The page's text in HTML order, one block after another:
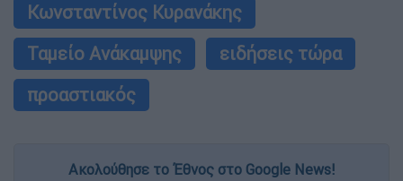
Κωνσταντίνος Κυρανάκης
Ταμείο Ανάκαμψης
ειδήσεις τώρα
προαστιακός
Ακολούθησε το Έθνος στο Google News!